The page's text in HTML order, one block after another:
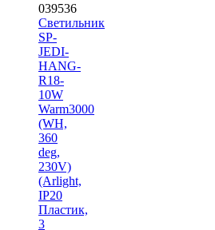
039536
Светильник
SP-
JEDI-
HANG-
R18-
10W
Warm3000
(WH,
360
deg,
230V)
(Arlight,
IP20
Пластик,
3